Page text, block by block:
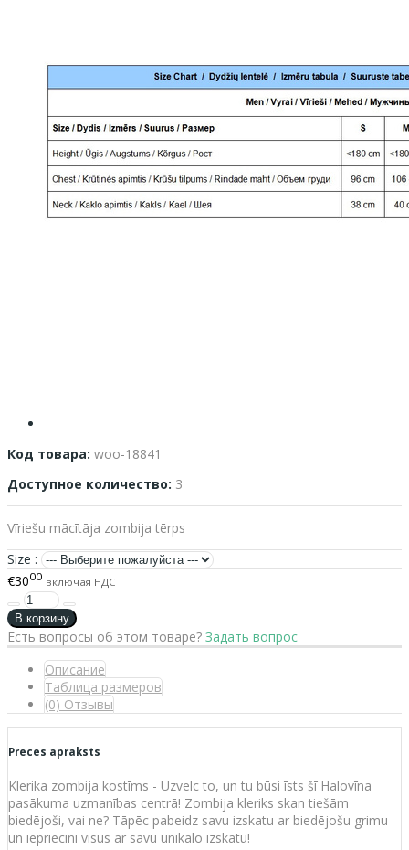
Код товара: woo-18841
Доступное количество: 3
Vīriešu mācītāja zombija tērps
Size :
€3000 включая НДС
Есть вопросы об этом товаре? Задать вопрос
Описание
Таблица размеров
(0) Отзывы
Preces apraksts
Klerika zombija kostīms - Uzvelc to, un tu būsi īsts šī Halovīna
pasākuma uzmanības centrā! Zombija kleriks skan tiešām
biedējoši, vai ne? Tāpēc pabeidz savu izskatu ar biedējošu grimu
un iepriecini visus ar savu unikālo izskatu!